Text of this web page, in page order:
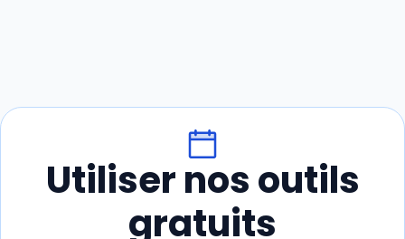
Utiliser nos outils
gratuits